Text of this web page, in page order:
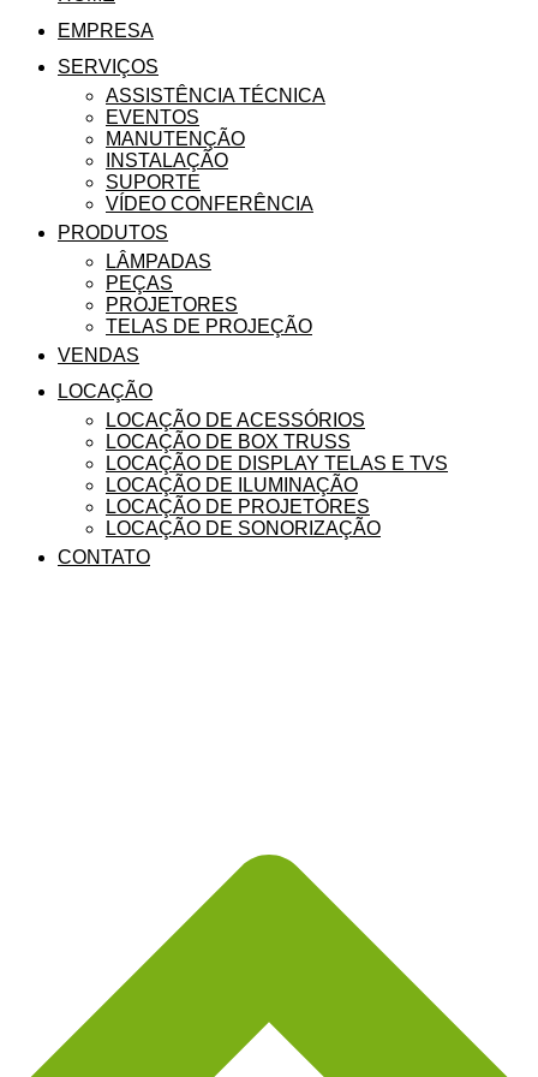
EMPRESA
SERVIÇOS
ASSISTÊNCIA TÉCNICA
EVENTOS
MANUTENÇÃO
INSTALAÇÃO
SUPORTE
VÍDEO CONFERÊNCIA
PRODUTOS
LÂMPADAS
PEÇAS
PROJETORES
TELAS DE PROJEÇÃO
VENDAS
LOCAÇÃO
LOCAÇÃO DE ACESSÓRIOS
LOCAÇÃO DE BOX TRUSS
LOCAÇÃO DE DISPLAY TELAS E TVS
LOCAÇÃO DE ILUMINAÇÃO
LOCAÇÃO DE PROJETORES
LOCAÇÃO DE SONORIZAÇÃO
CONTATO